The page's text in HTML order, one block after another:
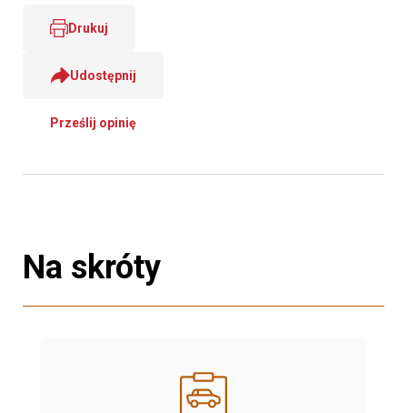
Drukuj
Udostępnij
Prześlij opinię
Na skróty